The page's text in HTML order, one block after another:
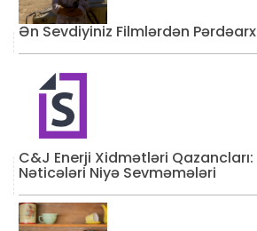
Ən Sevdiyiniz Filmlərdən
C&J Enerji Xidmətləri
Nəticələri Niyə Sevməmələri